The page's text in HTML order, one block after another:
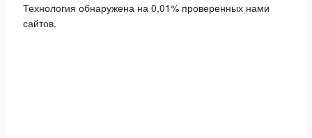
Технология обнаружена на 0,01% проверенных нами
сайтов.